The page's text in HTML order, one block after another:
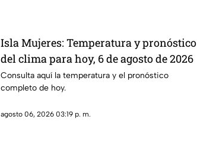
Isla Mujeres: Temperatura y pronóstico
del clima para hoy, 6 de agosto de 2026
Consulta aquí la temperatura y el pronóstico
completo de hoy.
agosto 06, 2026 03:19 p. m.